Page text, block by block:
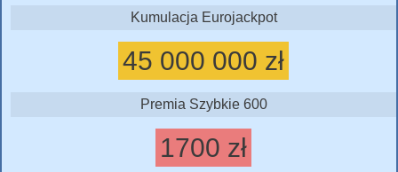
Kumulacja Eurojackpot
45 000 000 zł
Premia Szybkie 600
1700 zł